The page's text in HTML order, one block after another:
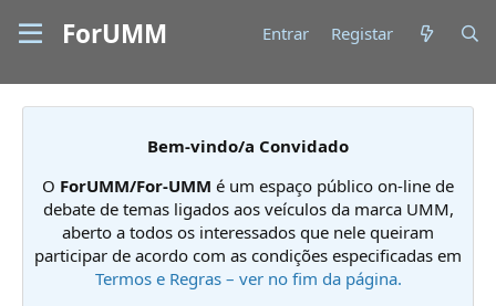
ForUMM Entrar Registar
Bem-vindo/a Convidado
O ForUMM/For-UMM é um espaço público on-line de
debate de temas ligados aos veículos da marca UMM,
aberto a todos os interessados que nele queiram
participar de acordo com as condições especificadas em
Termos e Regras – ver no fim da página.